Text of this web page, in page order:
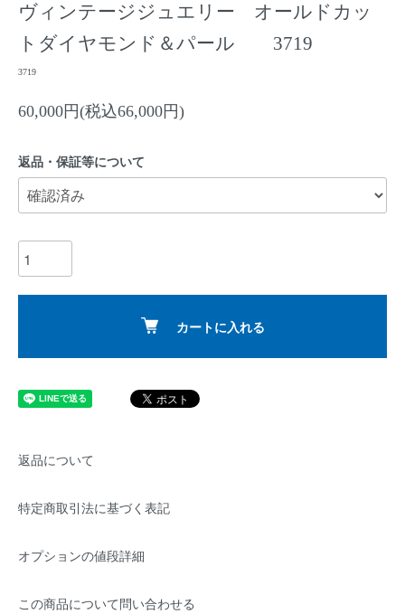
ヴィンテージジュエリー オールドカッ
トダイヤモンド＆パール 3719
3719
60,000円(税込66,000円)
返品・保証等について
カートに入れる
返品について
特定商取引法に基づく表記
オプションの値段詳細
この商品について問い合わせる